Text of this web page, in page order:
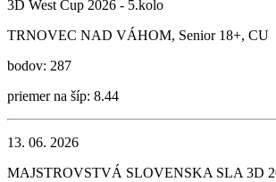
3D West Cup 2026 - 5.kolo
TRNOVEC NAD VÁHOM, Senior 18+, CU
bodov: 287
priemer na šíp: 8.44
13. 06. 2026
MAJSTROVSTVÁ SLOVENSKA SLA 3D